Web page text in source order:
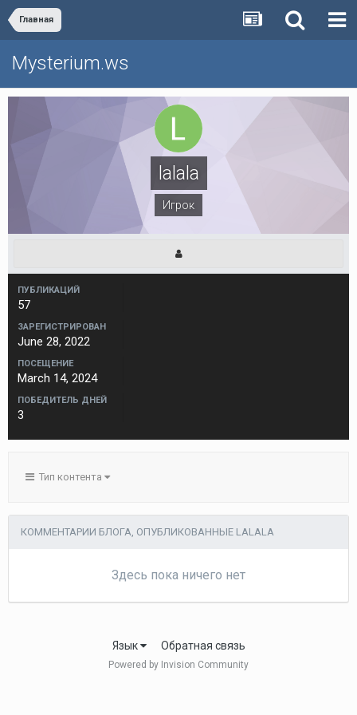
Главная
Mysterium.ws
lalala
Игрок
ПУБЛИКАЦИЙ
57
ЗАРЕГИСТРИРОВАН
June 28, 2022
ПОСЕЩЕНИЕ
March 14, 2024
ПОБЕДИТЕЛЬ ДНЕЙ
3
Тип контента
КОММЕНТАРИИ БЛОГА, ОПУБЛИКОВАННЫЕ LALALA
Здесь пока ничего нет
Язык Обратная связь
Powered by Invision Community